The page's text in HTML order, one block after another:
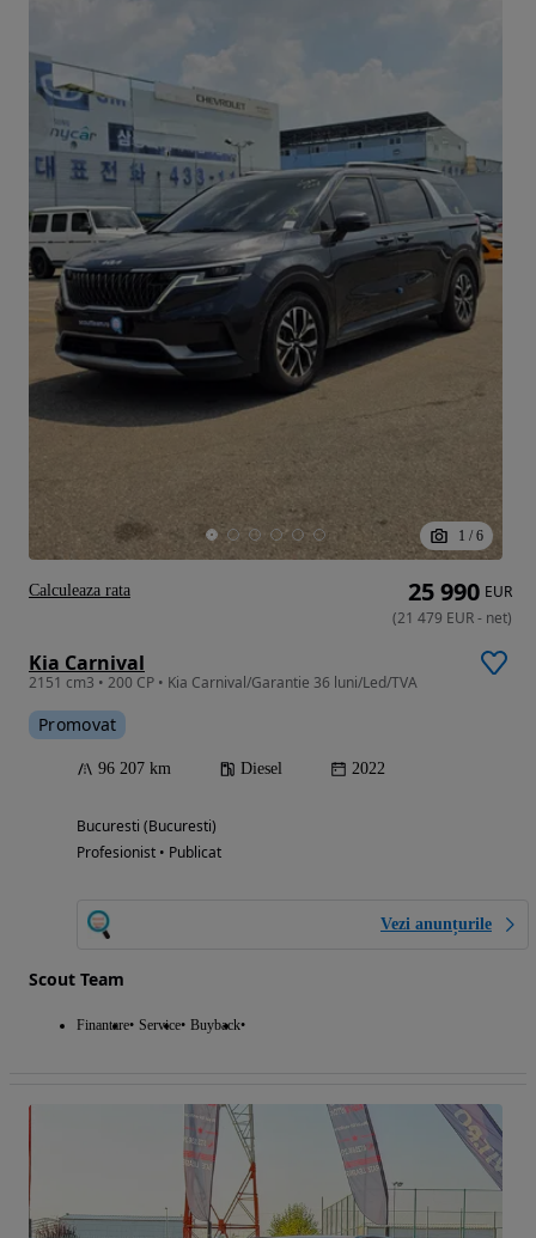
1 / 6
Kia Carnival
2151 cm3 • 200 CP • Kia Carnival/Garantie 36 luni/Led/TVA
Promovat
96 207 km Diesel 2022
Bucuresti (Bucuresti)
Profesionist • Publicat
Vezi anunțurile
Scout Team
Finantare Service Buyback
25 990 EUR
(21 479 EUR- net)
Calculeaza rata